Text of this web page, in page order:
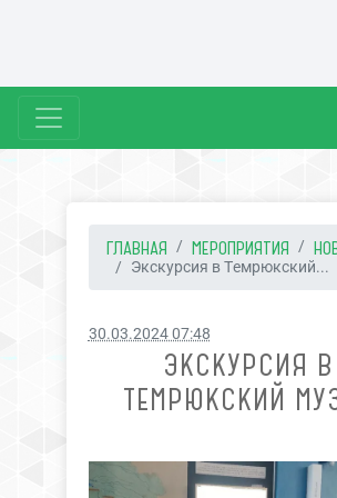
ГЛАВНАЯ МЕРОПРИЯТИЯ
Экскурсия в Темрюкский...
30.03.2024 07:48
ЭКСКУРСИЯ В
ТЕМРЮКСКИЙ